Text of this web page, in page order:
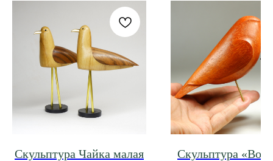
Скульптура Чайка малая Скульптура